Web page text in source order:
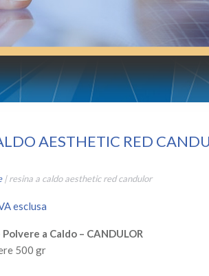
AESTHETIC RED
|resina a caldo aesthetic red candulor
esclusa
a Caldo – CANDULOR
500 gr